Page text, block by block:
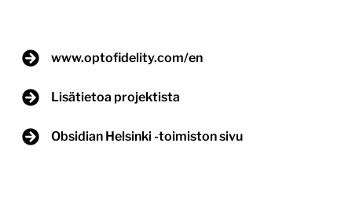
www.optofidelity.com/en
Lisätietoa projektista
Obsidian Helsinki -toimiston sivu